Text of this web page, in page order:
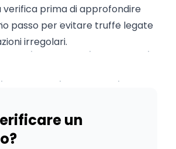
verifica prima di approfondire
passo per evitare truffe legate
irregolari.
un